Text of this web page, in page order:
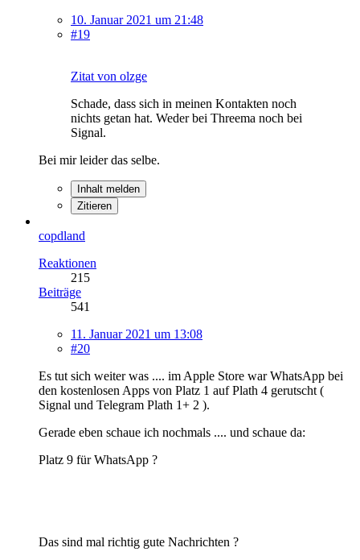
10. Januar 2021 um 21:48
#19
Zitat von olzge
Schade, dass sich in meinen Kontakten noch
nichts getan hat. Weder bei Threema noch bei
Signal.
Bei mir leider das selbe.
Inhalt melden
Zitieren
copdland
Reaktionen
215
Beiträge
541
11. Januar 2021 um 13:08
#20
Es tut sich weiter was .... im Apple Store war WhatsApp bei
den kostenlosen Apps von Platz 1 auf Plath 4 gerutscht (
Signal und Telegram Plath 1+ 2 ).
Gerade eben schaue ich nochmals .... und schaue da:
Platz 9 für WhatsApp ?
Das sind mal richtig gute Nachrichten ?